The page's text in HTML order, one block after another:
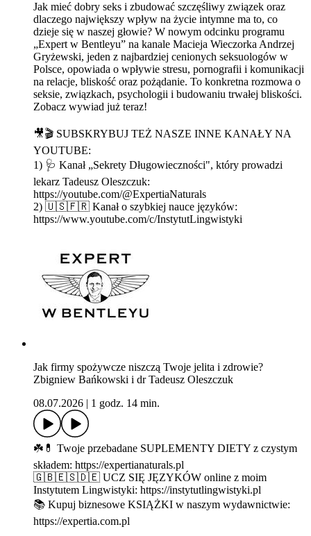
Jak mieć dobry seks i zbudować szczęśliwy związek oraz
dlaczego największy wpływ na życie intymne ma to, co
dzieje się w naszej głowie? W nowym odcinku programu
„Expert w Bentleyu” na kanale Macieja Wieczorka Andrzej
Gryżewski, jeden z najbardziej cenionych seksuologów w
Polsce, opowiada o wpływie stresu, pornografii i komunikacji
na relacje, bliskość oraz pożądanie. To konkretna rozmowa o
seksie, związkach, psychologii i budowaniu trwałej bliskości.
Zobacz wywiad już teraz!
🎥🎬 SUBSKRYBUJ TEŻ NASZE INNE KANAŁY NA
YOUTUBE:
1) 🩺 Kanał „Sekrety Długowieczności", który prowadzi
lekarz Tadeusz Oleszczuk:
https://youtube.com/@ExpertiaNaturals
2) 🇺🇸🇫🇷 Kanał o szybkiej nauce języków:
https://www.youtube.com/c/InstytutLingwistyki
Jak firmy spożywcze niszczą Twoje jelita i zdrowie?
Zbigniew Bańkowski i dr Tadeusz Oleszczuk
08.07.2026
1 godz. 14 min.
☘️💊 Twoje przebadane SUPLEMENTY DIETY z czystym
składem: https://expertianaturals.pl
🇬🇧🇪🇸🇩🇪 UCZ SIĘ JĘZYKÓW online z moim
Instytutem Lingwistyki: https://instytutlingwistyki.pl
📚 Kupuj biznesowe KSIĄŻKI w naszym wydawnictwie:
https://expertia.com.pl